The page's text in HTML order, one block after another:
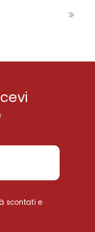
scontati e